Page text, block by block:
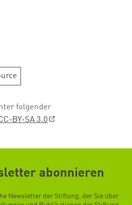
folgender
BY-SA 3.0
abonnieren
Newsletter der Stiftung, der Sie über